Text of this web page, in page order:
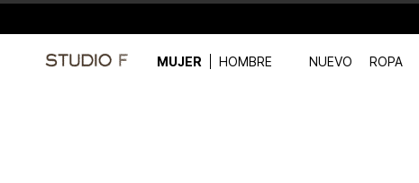
MUJER HOMBRE NUEVO ROPA